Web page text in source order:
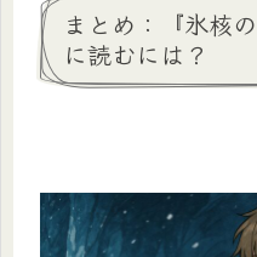
まとめ：『氷核
に読むには？